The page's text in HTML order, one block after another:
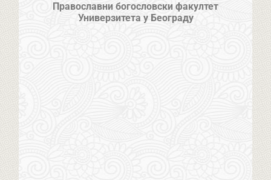
Православни богословски факултет
Универзитета у Београду